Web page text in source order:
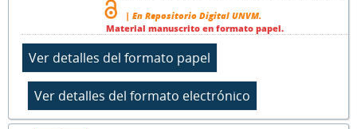
| En Repositorio Digital UNVM.
Material manuscrito en formato papel.